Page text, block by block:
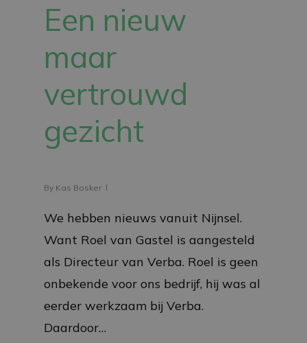
Een nieuw
maar
vertrouwd
gezicht
By Kas Bosker
We hebben nieuws vanuit Nijnsel.
Want Roel van Gastel is aangesteld
als Directeur van Verba. Roel is geen
onbekende voor ons bedrijf, hij was al
eerder werkzaam bij Verba.
Daardoor…